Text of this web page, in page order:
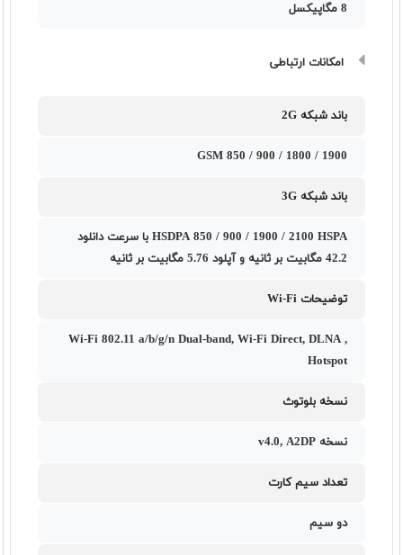
8 مگاپیکسل
امکانات ارتباطی
باند شبکه 2G
GSM 850 / 900 / 1800 / 1900
باند شبکه 3G
HSDPA 850 / 900 / 1900 / 2100 HSPA با سرعت دانلود
42.2 مگابیت بر ثانیه و آپلود 5.76 مگابیت بر ثانیه
توضیحات Wi-Fi
Wi-Fi 802.11 a/b/g/n Dual-band, Wi-Fi Direct, DLNA ,
Hotspot
نسخه بلوتوث
نسخه‌ v4.0, A2DP
تعداد سیم کارت
دو سیم